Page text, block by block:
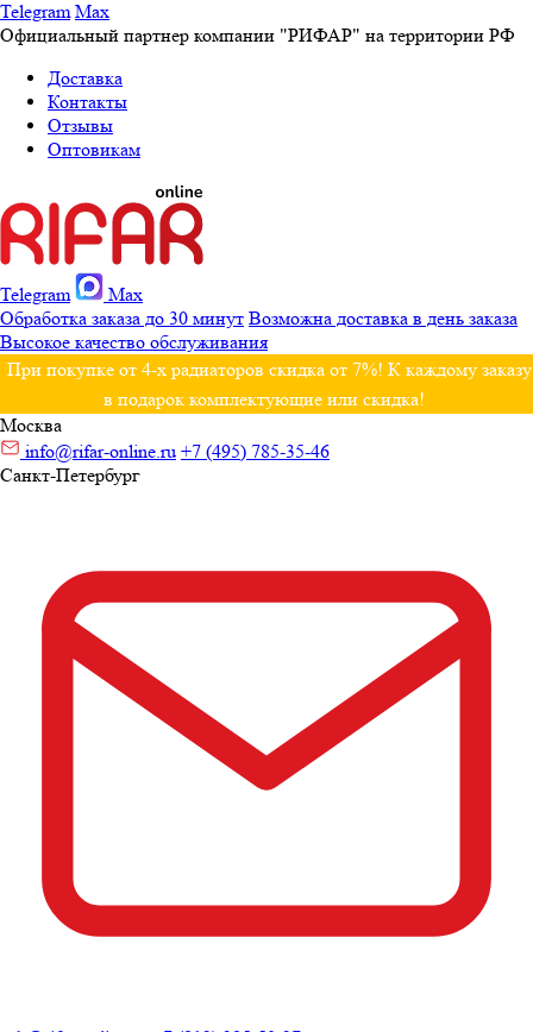
Telegram Max
Официальный партнер компании "РИФАР" на территории РФ
Доставка
Контакты
Отзывы
Оптовикам
Telegram
Max
Обработка заказа до 30 минут Возможна доставка в день заказа
Высокое качество обслуживания
При покупке от 4-х радиаторов скидка от 7%! К каждому заказу
в подарок комплектующие или скидка!
Москва
info@rifar-online.ru +7 (495) 785-35-46
Санкт-Петербург